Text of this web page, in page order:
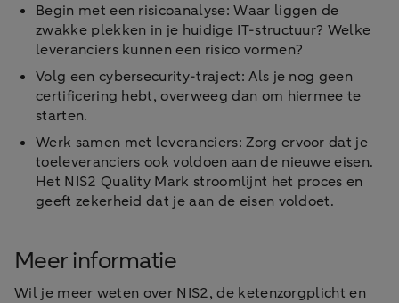
Begin met een risicoanalyse: Waar liggen de
zwakke plekken in je huidige IT-structuur? Welke
leveranciers kunnen een risico vormen?
Volg een cybersecurity-traject: Als je nog geen
certificering hebt, overweeg dan om hiermee te
starten.
Werk samen met leveranciers: Zorg ervoor dat je
toeleveranciers ook voldoen aan de nieuwe eisen.
Het NIS2 Quality Mark stroomlijnt het proces en
geeft zekerheid dat je aan de eisen voldoet.
Meer informatie
Wil je meer weten over NIS2, de ketenzorgplicht en